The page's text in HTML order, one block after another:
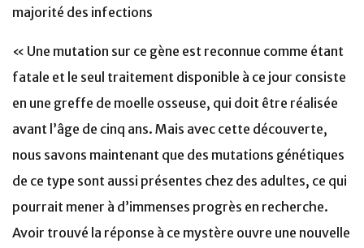
majorité des infections
« Une mutation sur ce gène est reconnue comme étant
fatale et le seul traitement disponible à ce jour consiste
en une greffe de moelle osseuse, qui doit être réalisée
avant l’âge de cinq ans. Mais avec cette découverte,
nous savons maintenant que des mutations génétiques
de ce type sont aussi présentes chez des adultes, ce qui
pourrait mener à d’immenses progrès en recherche.
Avoir trouvé la réponse à ce mystère ouvre une nouvelle